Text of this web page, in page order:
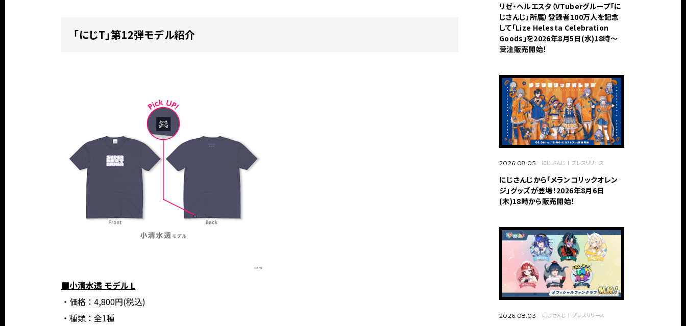
「にじT」第12弾モデル紹介
■小清水透 モデル L
・価格：4,800円(税込)
・種類：全1種
リゼ・ヘルエスタ（VTuberグループ「に
じさんじ」所属）登録者100万人を記念
して「Lize Helesta Celebration
Goods」を2026年8月5日(水)18時～
受注販売開始！
2026.08.05 にじさんじ プレスリリース
にじさんじから「メランコリックオレン
ジ」グッズが登場！2026年8月6日
(木)18時から販売開始！
2026.08.03 にじさんじ プレスリリース